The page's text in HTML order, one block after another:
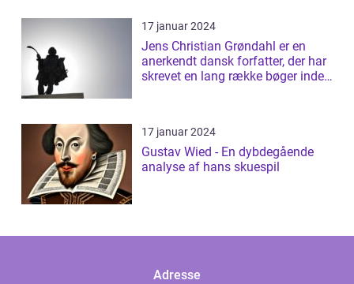
17 januar 2024
Jens Christian Grøndahl er en
anerkendt dansk forfatter, der har
skrevet en lang række bøger inden
17 januar 2024
Gustav Wied - En dybdegående
analyse af hans skuespil
Adresse